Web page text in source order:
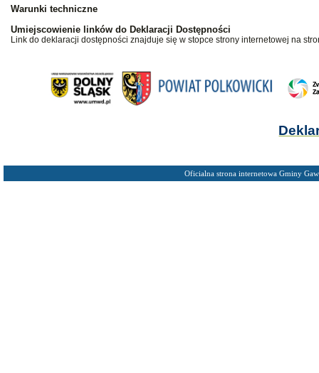
Warunki techniczne
Umiejscowienie linków do Deklaracji Dostępności
Link do deklaracji dostępności znajduje się w stopce strony internetowej na
Oficialna strona internetowa Gminy